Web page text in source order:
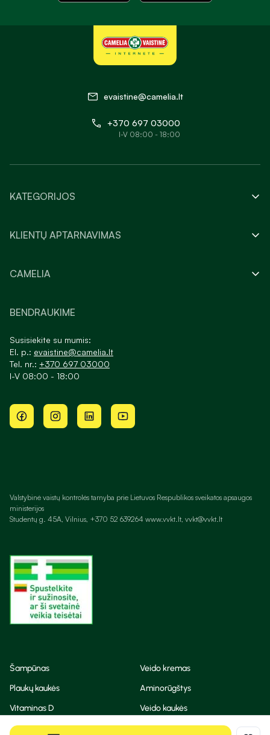
evaistine@camelia.lt
+370 697 03000
I-V 08:00 - 18:00
KATEGORIJOS
KLIENTŲ APTARNAVIMAS
CAMELIA
BENDRAUKIME
Susisiekite su mumis:
El. p.: evaistine@camelia.lt
Tel. nr.: +370 697 03000
I-V 08:00 - 18:00
Valstybinė vaistų kontrolės tarnyba prie Lietuvos Respublikos sveikatos apsaugos
ministerijos
Studentų g. 45A, Vilnius, +370 52 639264 www.vvkt.lt, vvkt@vvkt.lt
Šampūnas
Veido kremas
Plaukų kaukės
Aminorūgštys
Vitaminas D
Veido kaukės
Korėjietiška kosmetika
Eteriniai aliejai